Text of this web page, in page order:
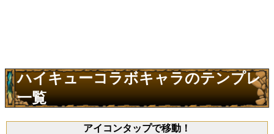
ハイキューコラボキャラのテンプレ
一覧
アイコンタップで移動！